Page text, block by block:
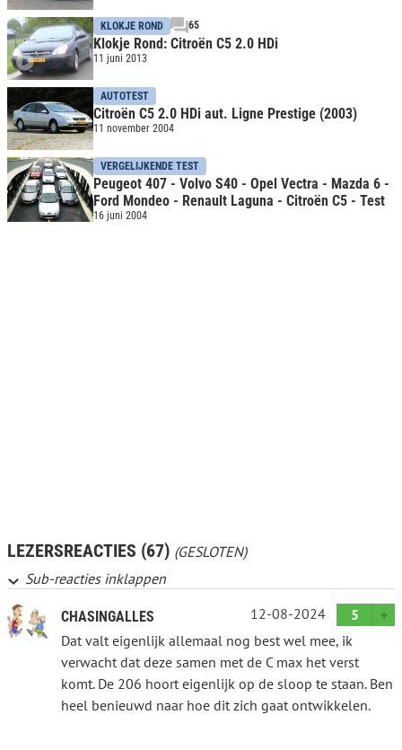
KLOKJE ROND 65
Klokje Rond: Citroën C5 2.0 HDi
11 juni 2013
AUTOTEST
Citroën C5 2.0 HDi aut. Ligne Prestige (2003)
11 november 2004
VERGELIJKENDE TEST
Peugeot 407 - Volvo S40 - Opel Vectra - Mazda 6 -
Ford Mondeo - Renault Laguna - Citroën C5 - Test
16 juni 2004
LEZERSREACTIES (67) (GESLOTEN)
Sub-reacties inklappen
CHASINGALLES 12-08-2024
5
Dat valt eigenlijk allemaal nog best wel mee, ik
verwacht dat deze samen met de C max het verst
komt. De 206 hoort eigenlijk op de sloop te staan. Ben
heel benieuwd naar hoe dit zich gaat ontwikkelen.